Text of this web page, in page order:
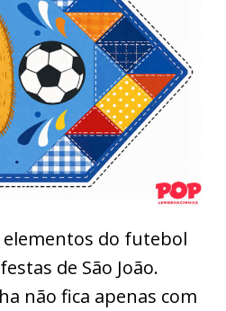
do futebol
de São João.
não fica apenas com